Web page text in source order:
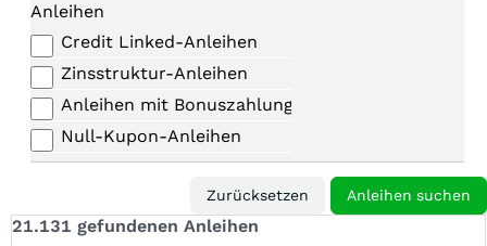
Anleihen
Credit Linked-Anleihen
Zinsstruktur-Anleihen
Anleihen mit Bonuszahlungen
Null-Kupon-Anleihen
21.131 gefundenen Anleihen